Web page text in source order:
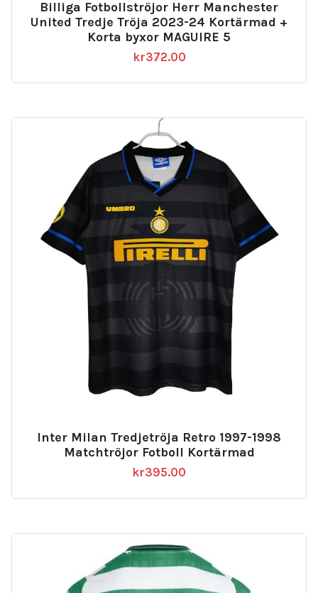
Billiga Fotbollströjor Herr Manchester
United Tredje Tröja 2023-24 Kortärmad +
Korta byxor MAGUIRE 5
kr372.00
Inter Milan Tredjetröja Retro 1997-1998
Matchtröjor Fotboll Kortärmad
kr395.00